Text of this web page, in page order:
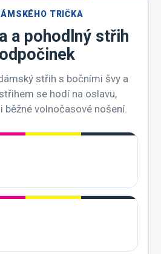
TRIČKA
a pohodlný střih
střih s bočními švy a
se hodí na oslavu,
běžné volnočasové nošení.